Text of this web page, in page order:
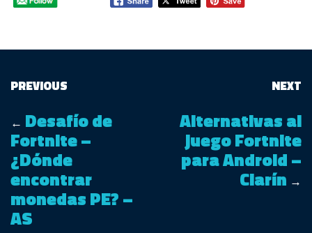
PREVIOUS
← Desafío de
Fortnite –
¿Dónde
encontrar
monedas PE? –
AS
NEXT
Alternativas al
juego Fortnite
para Android –
Clarín →